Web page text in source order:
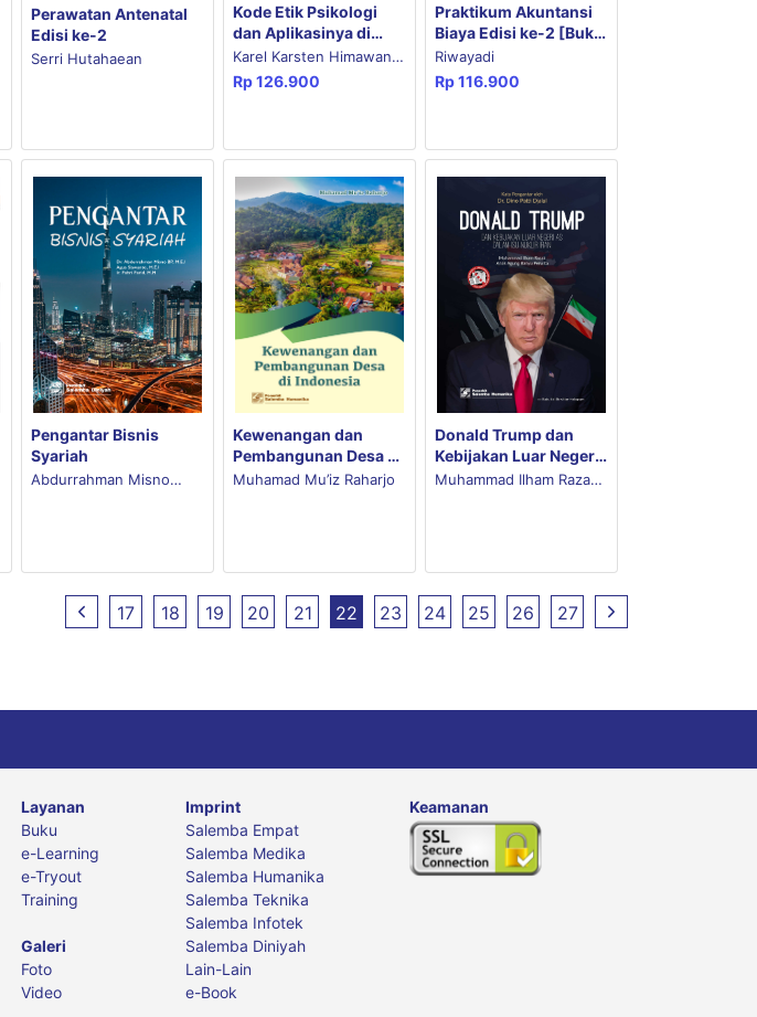
Perawatan Antenatal
Edisi ke-2
Serri Hutahaean
Kode Etik Psikologi
dan Aplikasinya di
Indonesia Edisi ke-2
Karel Karsten Himawan,
Wiwit Puspitasari Dewi,
Rp126.900
Praktikum Akuntansi
Biaya Edisi ke-2 [Buku
1 (Kasus) & Buku 2
(Kertas Kerja)]
Riwayadi
Rp116.900
Pengantar Bisnis
Syariah
Abdurrahman Misno
Kewenangan dan
Pembangunan Desa di
Indonesia
Muhamad Mu’iz Raharjo
Donald Trump dan
Kebijakan Luar Negeri
AS dalam Isu Nuklir
Muhammad Ilham Razak,
17 18 19 20 21 22 23 24 25 26 27
Layanan
Buku
e-Learning
e-Tryout
Training
Galeri
Foto
Video
Imprint
Salemba Empat
Salemba Medika
Salemba Humanika
Salemba Teknika
Salemba Infotek
Salemba Diniyah
Lain-Lain
e-Book
Keamanan